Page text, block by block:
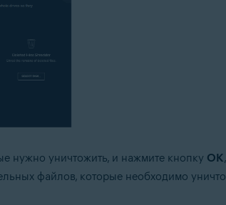
нужно уничтожить, и нажмите кнопку ОК
файлов, которые необходимо